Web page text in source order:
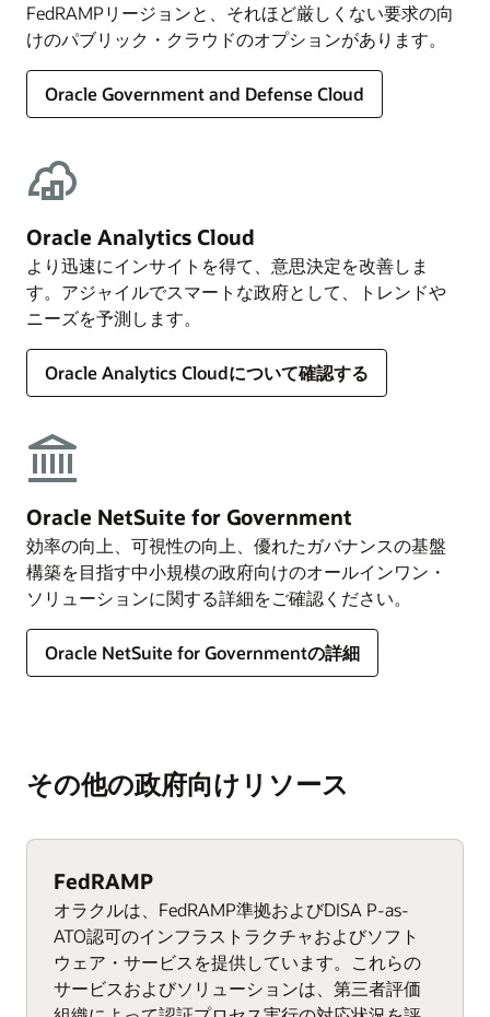
FedRAMPリージョンと、それほど厳しくない要求の向
けのパブリック・クラウドのオプションがあります。
Oracle Government and Defense Cloud
Oracle Analytics Cloud
より迅速にインサイトを得て、意思決定を改善しま
す。アジャイルでスマートな政府として、トレンドや
ニーズを予測します。
Oracle Analytics Cloudについて確認する
Oracle NetSuite for Government
効率の向上、可視性の向上、優れたガバナンスの基盤
構築を目指す中小規模の政府向けのオールインワン・
ソリューションに関する詳細をご確認ください。
Oracle NetSuite for Governmentの詳細
その他の政府向けリソース
FedRAMP
オラクルは、FedRAMP準拠およびDISA P-as-
ATO認可のインフラストラクチャおよびソフト
ウェア・サービスを提供しています。これらの
サービスおよびソリューションは、第三者評価